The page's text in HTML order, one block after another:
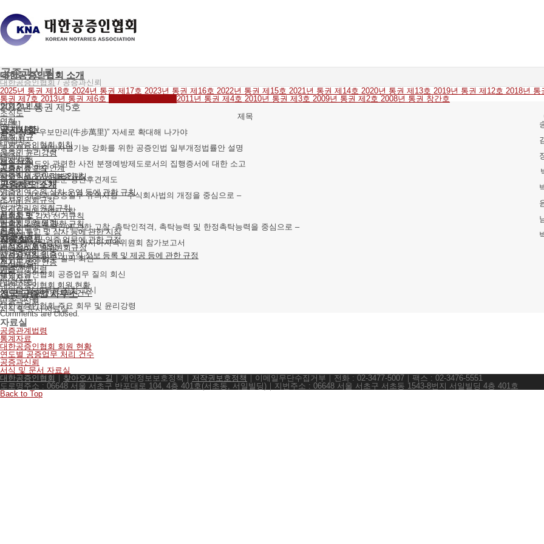
대한공증인협회 소개
협회장 인사
조직도
연혁
역대협회장
협회 회규
대한공증인협회 회칙
공증인 윤리강령
재정 규칙
공증인증규칙
공증인보조자신분증규칙
위원회운영규칙
공증인연수원 설치·운영 등에 관한 규칙
조사위원회규칙
선거관리위원회규칙
협회장 및 감사 선거규칙
협회지 간행에 관한 규칙
협회지 투고 및 심사 등에 관한 지침
장부 조제 및 인증 업무에 관한 규정
법령정비특별위원회규정
공증사무직원 구인·구직 정보 등록 및 제공 등에 관한 규정
오시는 길
공지사항
공지사항
공증서류 인수인계
사무직원 구인정보 안내
공증제도 소개
공증의 뜻
공증제도의 연혁
공증인
공증의 종류
공정증서의 작성
사서증서의 인증
전자문서의 인증
기타
자료실
공증관계법령
통계자료
대한공증인협회 회원 현황
연도별 공증업무 처리 건수
공증과신뢰
서식 및 문서 자료실
전국 공증인 사무소
공증과신뢰
대한공증인협회/공증과신뢰
2025년 통권 제18호 2024년 통권 제17호 2023년 통권 제16호 2022년 통권 제15호 2021년 통권 제14호 2020년 통권 제13호 2019년 통권 제12호 2018년 통
통권 제7호 2013년 통권 제6호 2011년 통권 제4호 2010년 통권 제3호 2009년 통권 제2호 2008년 통권 창간호
2012년 통권 제5호
제목
[시론]
공증 직역 “우보만리(牛步萬里)” 자세로 확대해 나가야
[특집1]
공증제도의 예방사법기능 강화를 위한 공증인법 일부개정법률안 설명
[특집]
부동산 인도와 관련한 사전 분쟁예방제도로서의 집행증서에 대한 소고
[논단]
개정 민법상 새로운 성년후견제도
[논단]
상법의 개정과 공증실무 유의사항 – 주식회사법의 개정을 중심으로 –
[논단]
유언능력에 관한 고찰
[논단]
공증인법상 촉탁인에 관한 고찰 -촉탁인적격, 촉탁능력 및 한정촉탁능력을 중심으로 –
[국제교류]
제1차 국제공증인협회 아시아지역위원회 참가보고서
[유권해석]
법무부 공증업무 질의 회신
[유권해석]
대한공증인협회 공증업무 질의 회신
[법령자료]
새법령 및 법무부 지침·고시
[주요 소식]
대한공증인협회 주요 회무 및 윤리강령
Comments are closed.
자료실
공증관계법령
통계자료
대한공증인협회 회원 현황
연도별 공증업무 처리 건수
공증과신뢰
서식 및 문서 자료실
대한공증인협회
찾아오시는 길 ｜개인정보보호정책｜ 저작권보호정책
｜이메일무단수집거부｜전화 : 02-3477-5007｜팩스 : 02-3476-5551
도로명주소 : 06648 서울 서초구 반포대로 104, 4층 401호(서초동, 서일빌딩)｜지번주소 : 06648 서울 서초구 서초동 1543-8번지 서일빌딩 4층 401호
Back to Top